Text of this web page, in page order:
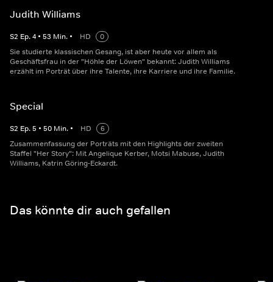
Judith Williams
S2 Ep.4 • 53 Min. • HD
0
Sie studierte klassischen Gesang, ist aber heute vor allem als
Geschäftsfrau in der "Höhle der Löwen" bekannt: Judith Williams
erzählt im Porträt über ihre Talente, ihre Karriere und ihre Familie.
Special
S2 Ep.5 • 50 Min. • HD
6
Zusammenfassung der Porträts mit den Highlights der zweiten
Staffel "Her Story": Mit Angelique Kerber, Motsi Mabuse, Judith
Williams, Katrin Göring-Eckardt.
Das könnte dir auch gefallen